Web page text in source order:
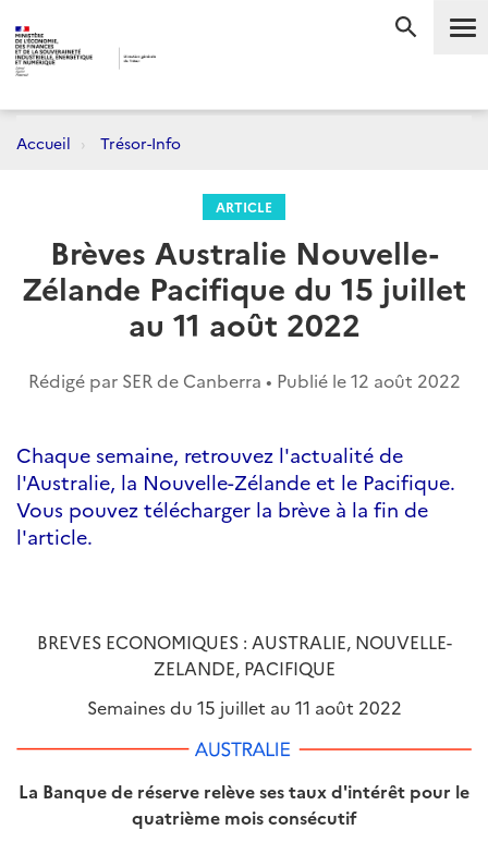
Accueil Trésor-Info
ARTICLE
Brèves Australie Nouvelle-
Zélande Pacifique du 15 juillet
au 11 août 2022
Rédigé par SER de Canberra • Publié le12 août 2022
Chaque semaine, retrouvez l'actualité de
l'Australie, la Nouvelle-Zélande et le Pacifique.
Vous pouvez télécharger la brève à la fin de
l'article.
BREVES ECONOMIQUES : AUSTRALIE, NOUVELLE-
ZELANDE, PACIFIQUE
Semaines du 15 juillet au 11 août 2022
La Banque de réserve relève ses taux d'intérêt pour le
quatrième mois consécutif